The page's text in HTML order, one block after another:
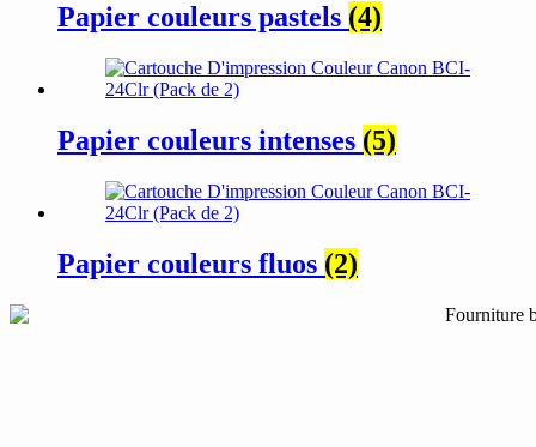
Papier couleurs pastels (4)
Papier couleurs intenses (5)
Papier couleurs fluos (2)